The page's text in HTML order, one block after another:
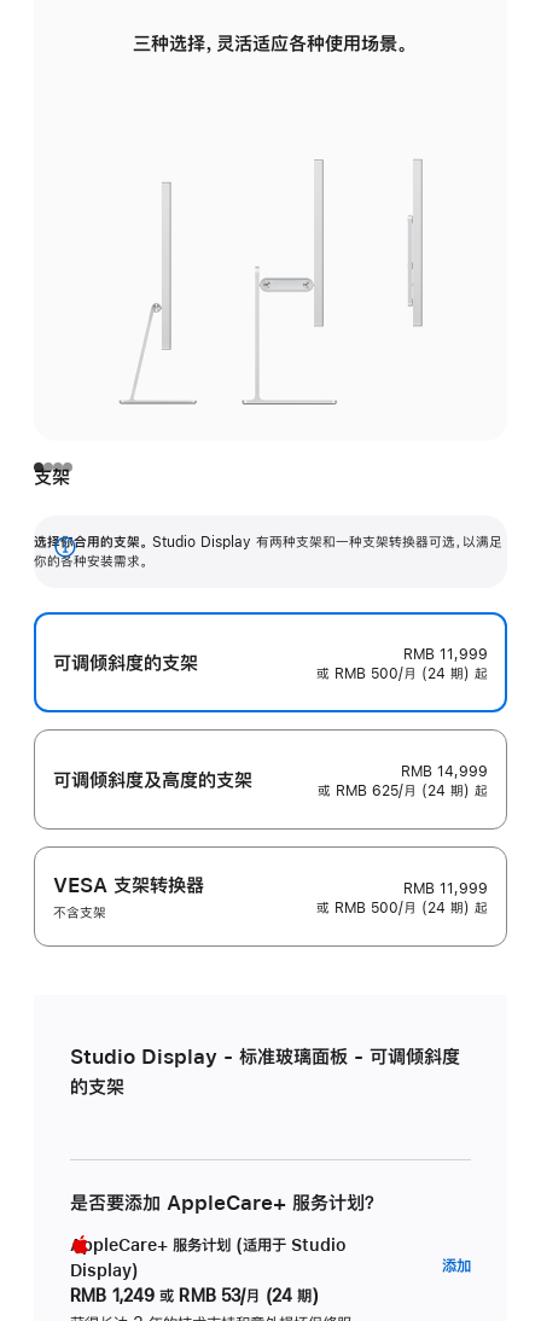
三种选择，灵活适应各种使用场景。
支架
选择你合用的支架。 Studio Display 有两种支架和一种支架转换器可选，以满足
你的各种安装需求。
展
可调倾斜度的支架
RMB 11,999
或 RMB 500/月 (24 期) 起
可调倾斜度及高‍度的支‍架
RMB 14,999
或 RMB 625/月 (24 期) 起
VESA 支架转换器
不含支架
RMB 11,999
或 RMB 500/月 (24 期) 起
Studio Display - 标准玻璃面板 - 可调倾斜度
的支架
是否要添加 AppleCare+ 服务计划？
AppleCare+ 服务计划 (适用于 Studio
Display)
RMB 1,249 或 RMB 53/月 (24 期)
添加